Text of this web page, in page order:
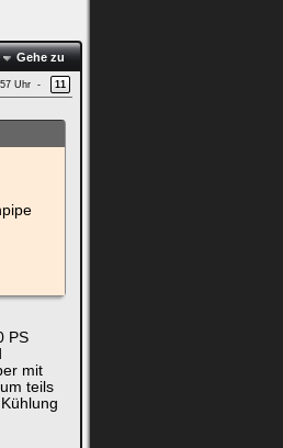
Gehe zu
Uhr - 11
PS
mit
teils